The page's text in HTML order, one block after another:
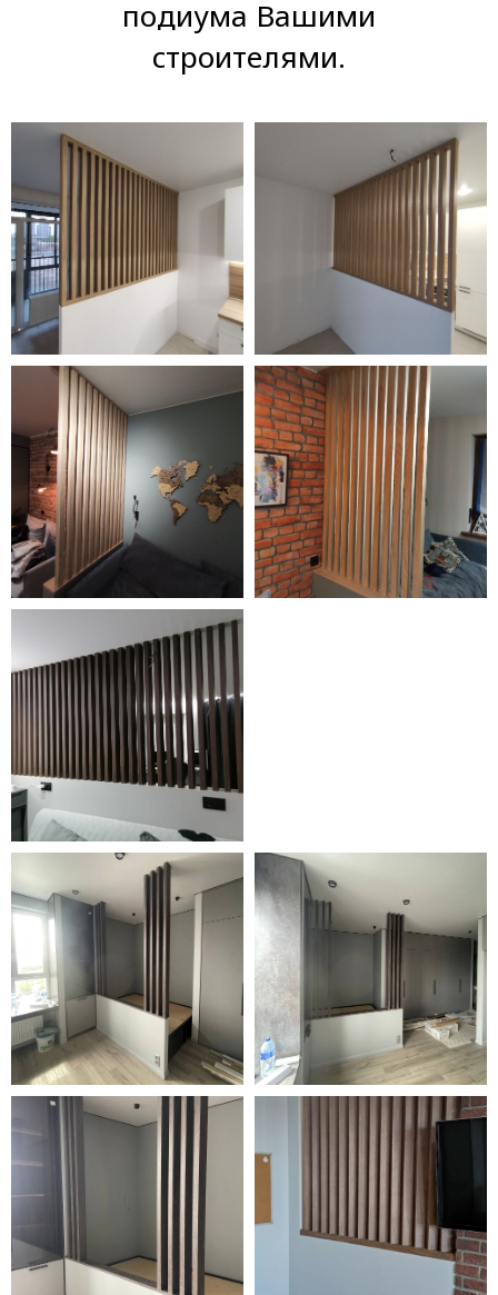
подиума Вашими
строителями.